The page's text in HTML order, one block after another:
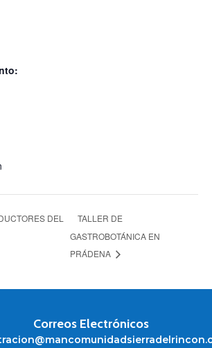
DEL
TALLER DE
GASTROBOTÁNICA EN
PRÁDENA
Correos Electrónicos